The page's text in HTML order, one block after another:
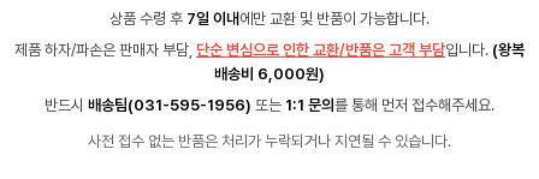
상품 수령 후 7일 이내 에만 교환 및 반품이 가능합니다.
제품 하자/파손은 판매자 부담, 단순 변심으로 인한 교환/반품은 고객 부담입니다. (왕복
배송비 6,000원)
반드시 배송팀(031-595-1956) 또는 1:1 문의 를 통해 먼저 접수해주세요.
사전 접수 없는 반품은 처리가 누락되거나 지연될 수 있습니다.